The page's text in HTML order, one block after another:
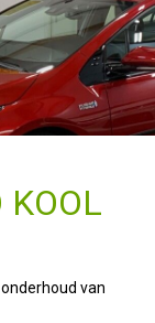
KOOL
van